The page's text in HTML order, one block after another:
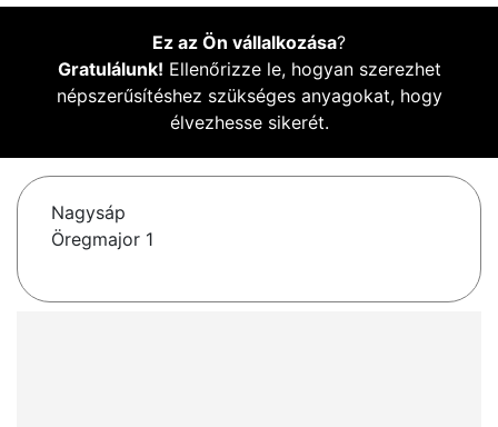
Ez az Ön vállalkozása?
Gratulálunk! Ellenőrizze le, hogyan szerezhet
népszerűsítéshez szükséges anyagokat, hogy
élvezhesse sikerét.
Nagysáp
Öregmajor 1